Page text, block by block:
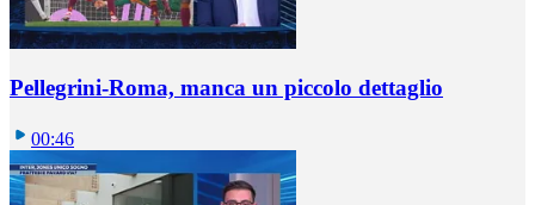
Pellegrini-Roma, manca un piccolo dettaglio
00:46